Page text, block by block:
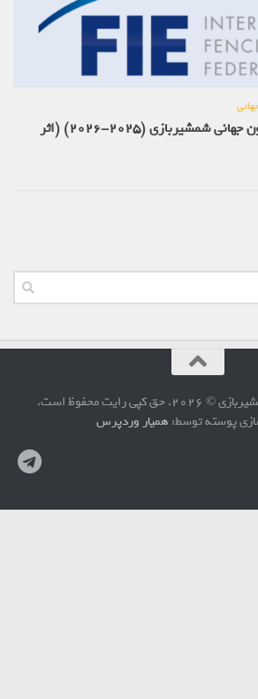
قوانین تکنیکی فدراسیون جهانی شمشیربازی (2025-2026) (اثر
محفوظ است.
پوسته توسط:همیار وردپرس